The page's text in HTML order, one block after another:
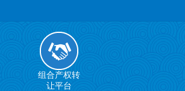
组合产权转
让平台